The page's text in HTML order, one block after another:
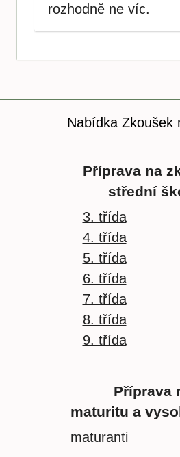
rozhodně ne víc.
Nabídka Zkoušek
Příprava na
střední
3. třída
4. třída
5. třída
6. třída
7. třída
8. třída
9. třída
Příprava
maturitu a
maturanti